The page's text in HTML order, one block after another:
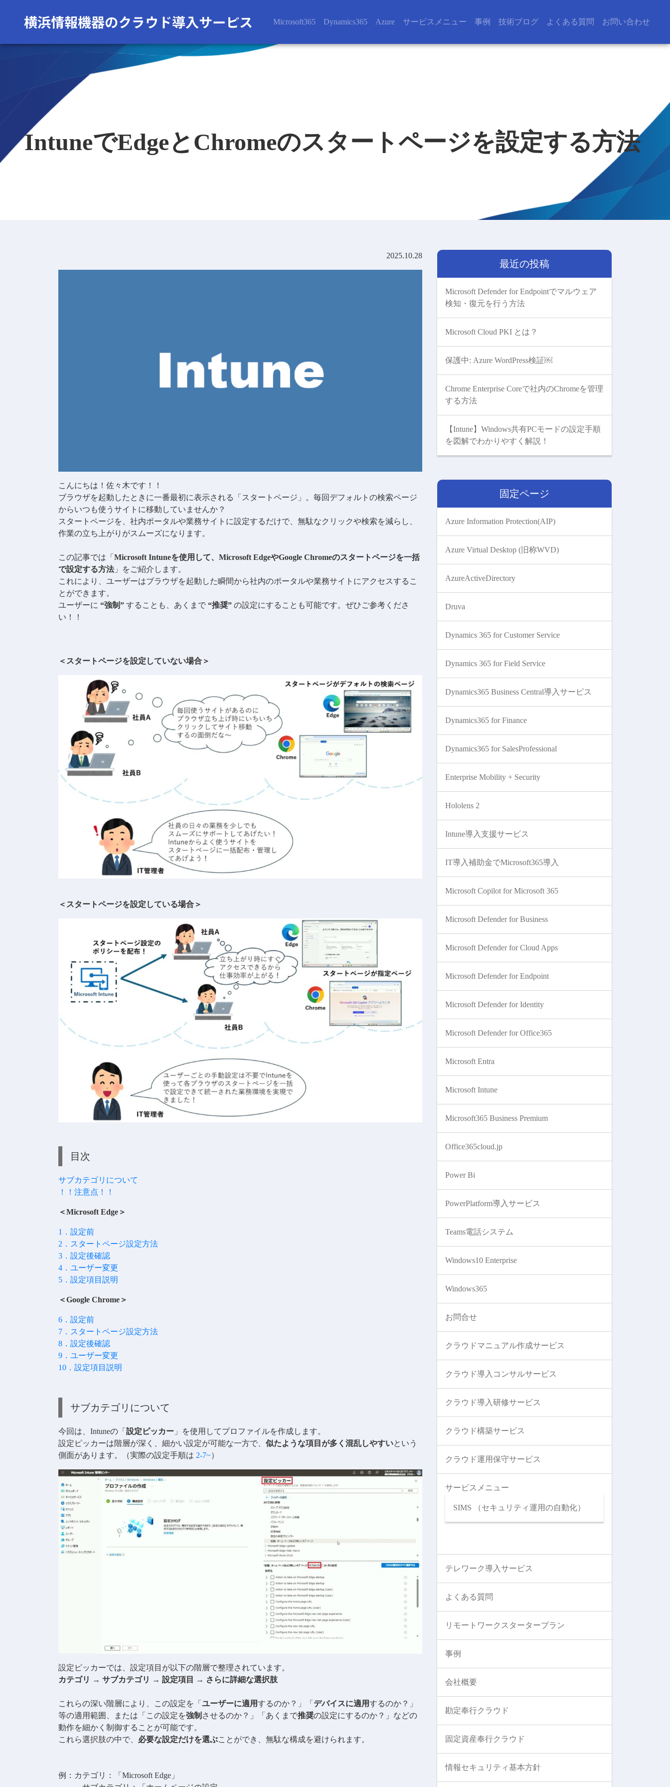
Microsoft365 Dynamics365 Azure サービスメニュー 事例 技術ブログ よくある質問 お問い合わせ
IntuneでEdgeとChromeのスタートページを設定する方法
2025.10.28
こんにちは！佐々木です！！
ブラウザを起動したときに一番最初に表示される「スタートページ」。毎回デフォルトの検索ページ
からいつも使うサイトに移動していませんか？
スタートページを、社内ポータルや業務サイトに設定するだけで、無駄なクリックや検索を減らし、
作業の立ち上がりがスムーズになります。
この記事では「 Microsoft Intuneを使用して、Microsoft EdgeやGoogle Chromeのスタートページを一括
で設定する方法」をご紹介します。
これにより、ユーザーはブラウザを起動した瞬間から社内のポータルや業務サイトにアクセスするこ
とができます。
ユーザーに “強制” することも、あくまで “推奨” の設定にすることも可能です。ぜひご参考くださ
い！！
＜スタートページを設定していない場合＞
＜スタートページを設定している場合＞
目次
サブカテゴリについて
！！注意点！！
＜Microsoft Edge＞
1．設定前
2．スタートページ設定方法
3．設定後確認
4．ユーザー変更
5．設定項目説明
＜Google Chrome＞
6．設定前
7．スタートページ設定方法
8．設定後確認
9．ユーザー変更
10．設定項目説明
サブカテゴリについて
今回は、Intuneの「 設定ピッカー 」を使用してプロファイルを作成します。
設定ピッカーは階層が深く、細かい設定が可能な一方で、 似たような項目が多く混乱しやすいという
側面があります。（実際の設定手順は 2-7~）
設定ピッカーでは、設定項目が以下の階層で整理されています。
カテゴリ → サブカテゴリ → 設定項目
→ さらに詳細な選択肢
これらの深い階層により、この設定を「 ユーザーに適用するのか？」「 デバイスに適用するのか？」
等の適用範囲、または「この設定を強制 させるのか？」「あくまで推奨の設定にするのか？」などの
動作を細かく制御することが可能です。
これら選択肢の中で、 必要な設定だけを選ぶことができ、無駄な構成を避けられます。
例：カテゴリ：「Microsoft Edge」
最近の投稿
Microsoft Defender for Endpointでマルウェア
検知・復元を行う方法
Microsoft Cloud PKI とは？
保護中: Azure WordPress検証￼
Chrome Enterprise Coreで社内のChromeを管理
する方法
【Intune】Windows共有PCモードの設定手順
を図解でわかりやすく解説！
固定ページ
Azure Information Protection(AIP)
Azure Virtual Desktop (旧称WVD)
AzureActiveDirectory
Druva
Dynamics 365 for Customer Service
Dynamics 365 for Field Service
Dynamics365 Business Central導入サービス
Dynamics365 for Finance
Dynamics365 for SalesProfessional
Enterprise Mobility + Security
Hololens 2
Intune導入支援サービス
IT導入補助金でMicrosoft365導入
Microsoft Copilot for Microsoft 365
Microsoft Defender for Business
Microsoft Defender for Cloud Apps
Microsoft Defender for Endpoint
Microsoft Defender for Identity
Microsoft Defender for Office365
Microsoft Entra
Microsoft Intune
Microsoft365 Business Premium
Office365cloud.jp
Power Bi
PowerPlatform導入サービス
Teams電話システム
Windows10 Enterprise
Windows365
お問合せ
クラウドマニュアル作成サービス
クラウド導入コンサルサービス
クラウド導入研修サービス
クラウド構築サービス
クラウド運用保守サービス
サービスメニュー
SIMS （セキュリティ運用の自動化）
テレワーク導入サービス
よくある質問
リモートワークスタータープラン
事例
会社概要
勘定奉行クラウド
固定資産奉行クラウド
情報セキュリティ基本方針